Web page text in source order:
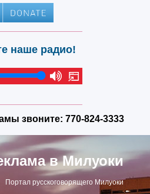
наше радио!
звоните: 770-824-3333
в Милуоки
Портал русскоговорящего Милуоки